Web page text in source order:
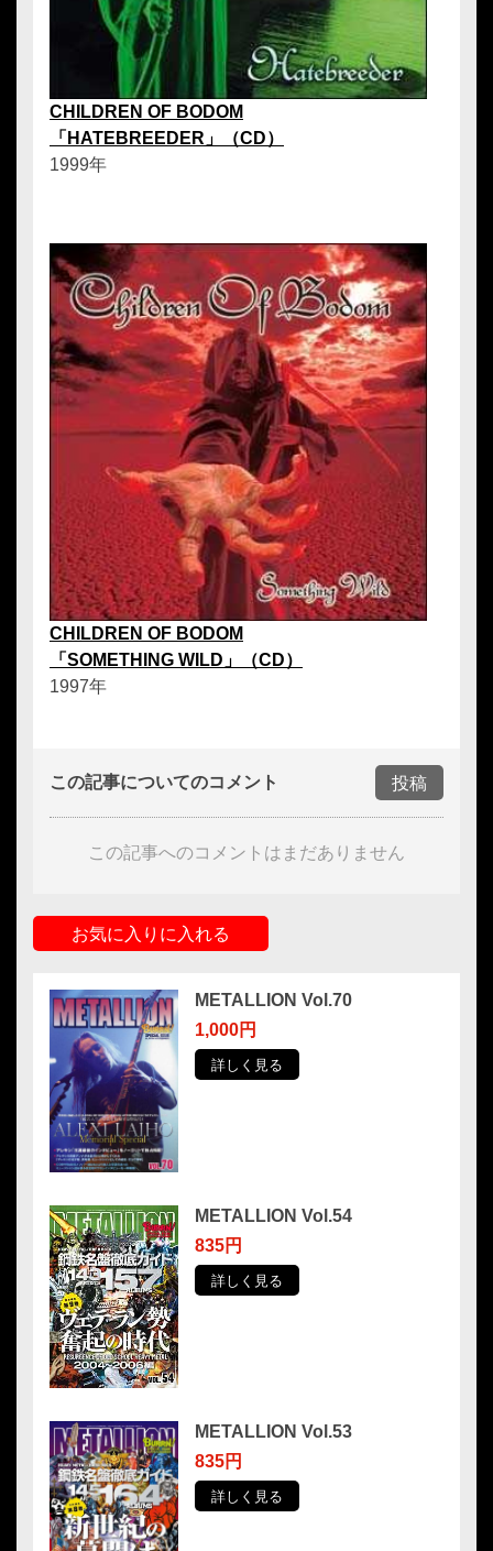
CHILDREN OF BODOM
「HATEBREEDER」（CD）
1999年
CHILDREN OF BODOM
「SOMETHING WILD」（CD）
1997年
この記事についてのコメント 投稿
この記事へのコメントはまだありません
お気に入りに入れる
METALLION Vol.70
1,000円
詳しく見る
METALLION Vol.54
835円
詳しく見る
METALLION Vol.53
835円
詳しく見る